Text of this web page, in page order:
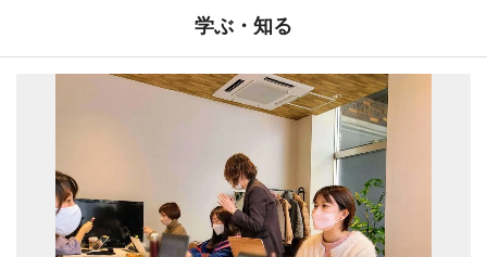
学ぶ・知る